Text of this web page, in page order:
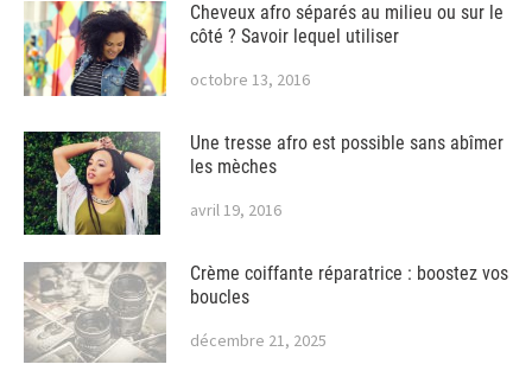
Cheveux afro séparés au milieu ou sur le
côté ? Savoir lequel utiliser
octobre 13, 2016
Une tresse afro est possible sans abîmer
les mèches
avril 19, 2016
Crème coiffante réparatrice : boostez vos
boucles
décembre 21, 2025